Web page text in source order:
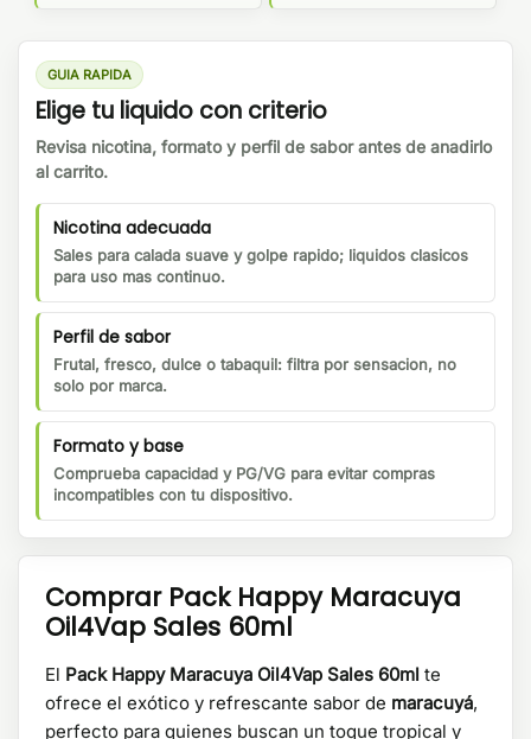
GUIA RAPIDA
Elige tu liquido con criterio
Revisa nicotina, formato y perfil de sabor antes de anadirlo
al carrito.
Nicotina adecuada
Sales para calada suave y golpe rapido; liquidos clasicos
para uso mas continuo.
Perfil de sabor
Frutal, fresco, dulce o tabaquil: filtra por sensacion, no
solo por marca.
Formato y base
Comprueba capacidad y PG/VG para evitar compras
incompatibles con tu dispositivo.
Comprar Pack Happy Maracuya
Oil4Vap Sales 60ml
El Pack Happy Maracuya Oil4Vap Sales 60ml te
ofrece el exótico y refrescante sabor de maracuyá,
perfecto para quienes buscan un toque tropical y